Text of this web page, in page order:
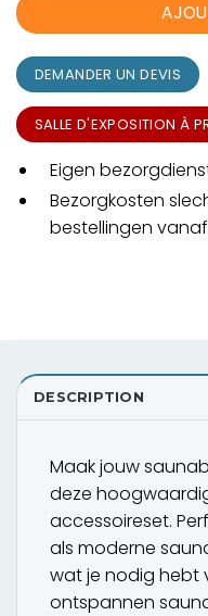
DEMANDER UN DEVIS
SALLE D'EXPOSITION À
Eigen
Bezorgkosten
bestellingen
DESCRIPTION
Maak jouw
deze
accessoireset.
als moderne
wat je nodig hebt
ontspannen